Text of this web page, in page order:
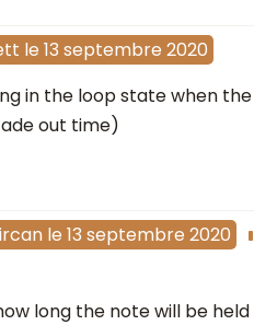
le 13 septembre 2020
in the loop state when the
out time)
le 13 septembre 2020
long the note will be